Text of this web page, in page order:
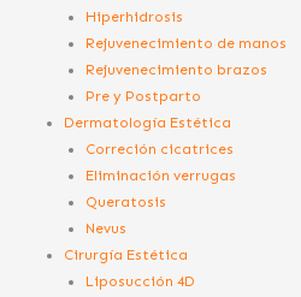
Hiperhidrosis
Rejuvenecimiento de manos
Rejuvenecimiento brazos
Pre y Postparto
Dermatología Estética
Correción cicatrices
Eliminación verrugas
Queratosis
Nevus
Cirurgía Estética
Liposucción 4D